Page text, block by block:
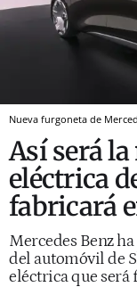
Nueva furgoneta de
Así será
eléctrica
fabricará
Mercedes Benz
del automóvil de
eléctrica que será